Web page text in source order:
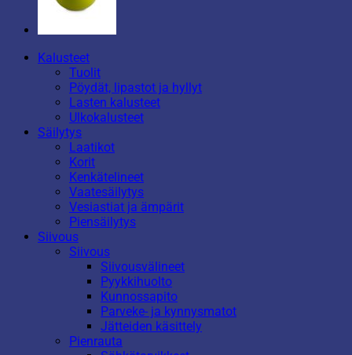
Kalusteet
Tuolit
Pöydät, lipastot ja hyllyt
Lasten kalusteet
Ulkokalusteet
Säilytys
Laatikot
Korit
Kenkätelineet
Vaatesäilytys
Vesiastiat ja ämpärit
Piensäilytys
Siivous
Siivous
Siivousvälineet
Pyykkihuolto
Kunnossapito
Parveke- ja kynnysmatot
Jätteiden käsittely
Pienrauta